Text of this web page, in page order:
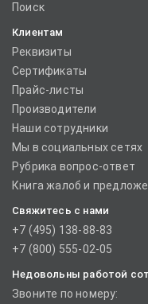
Поиск
Клиентам
Реквизиты
Сертификаты
Прайс-листы
Производители
Наши сотрудники
Мы в социальных сетях
Рубрика вопрос-ответ
Книга жалоб и
Свяжитесь с нами
+7 (495) 138-88-83
+7 (800) 555-02-05
Недовольны работой
Звоните по номеру: